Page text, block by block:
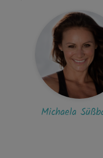
Hat mir gut gefallen...
viel Spaß gemacht,
Hilfsmittel
Michaela